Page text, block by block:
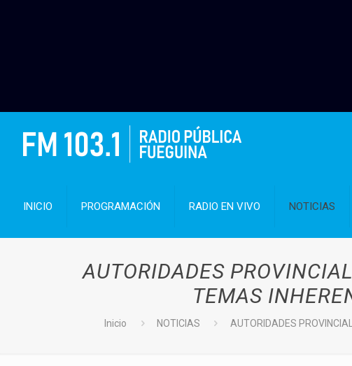
INICIO PROGRAMACIÓN RADIO EN VIVO NOTICIAS
AUTORIDADES
TEMAS
Inicio NOTICIAS AUTORIDADES